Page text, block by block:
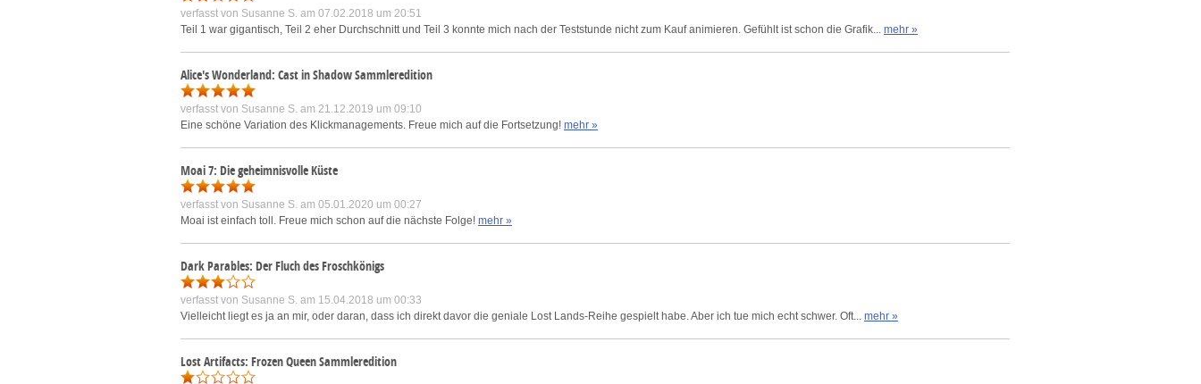
verfasst von Susanne S. am 07.02.2018 um 20:51
Teil 1 war gigantisch, Teil 2 eher Durchschnitt und Teil 3 konnte mich nach der Teststunde nicht zum Kauf animieren. Gefühlt ist schon die Grafik... mehr »
Alice's Wonderland: Cast in Shadow Sammleredition
verfasst von Susanne S. am 21.12.2019 um 09:10
Eine schöne Variation des Klickmanagements. Freue mich auf die Fortsetzung! mehr »
Moai 7: Die geheimnisvolle Küste
verfasst von Susanne S. am 05.01.2020 um 00:27
Moai ist einfach toll. Freue mich schon auf die nächste Folge! mehr »
Dark Parables: Der Fluch des Froschkönigs
verfasst von Susanne S. am 15.04.2018 um 00:33
Vielleicht liegt es ja an mir, oder daran, dass ich direkt davor die geniale Lost Lands-Reihe gespielt habe. Aber ich tue mich echt schwer. Oft... mehr »
Lost Artifacts: Frozen Queen Sammleredition